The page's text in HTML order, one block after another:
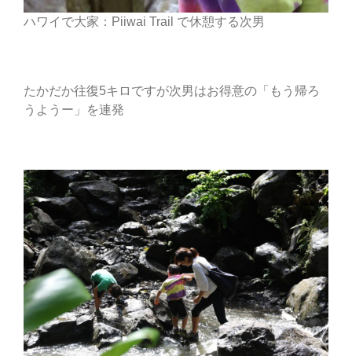
ハワイで大家：Piiwai Trail で休憩する次男
たかだか往復5キロですが次男はお得意の「もう帰ろ
うようー」を連発